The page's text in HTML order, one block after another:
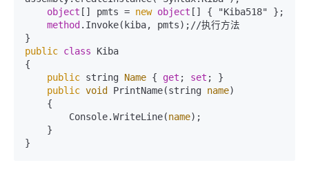
object [] pmts = new object [] { "Kiba518" };
method .Invoke(kiba, pmts);//执行方法
public class Kiba
{
public string Name { get ; set ; }
public void PrintName(string name)
        Console.WriteLine(
name);
}